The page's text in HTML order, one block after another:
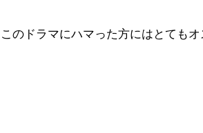
このドラマにハマった方にはとても